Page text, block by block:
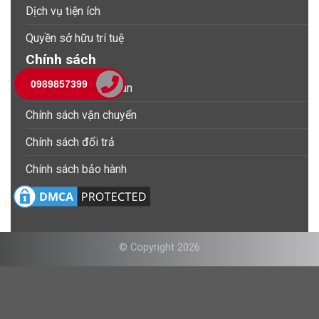
Dịch vụ tiện ích
Quyền sở hữu trí tuệ
Chính sách
Chính sách thanh toán
Chính sách vận chuyển
Chính sách đổi trả
Chính sách bảo hành
© Copyright 2026
0989857399